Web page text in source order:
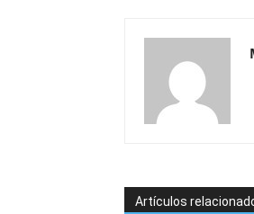
Artículos